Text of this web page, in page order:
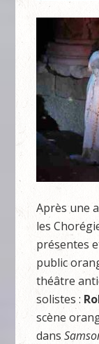
Après une
les
présentes
public
théâtre
solistes :
scène
dans